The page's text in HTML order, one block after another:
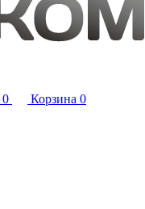
0 Корзина 0